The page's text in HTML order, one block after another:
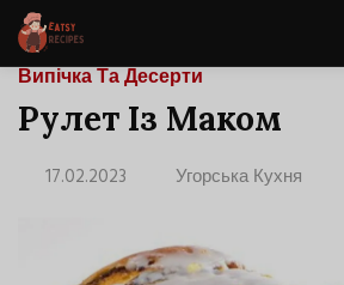
Випічка Та Десерти
Рулет Із Маком
17.02.2023 Угорська Кухня